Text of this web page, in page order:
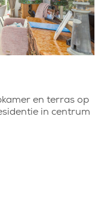
en terras op
in centrum